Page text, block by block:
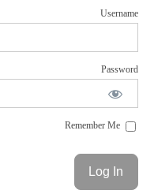
Username
Password